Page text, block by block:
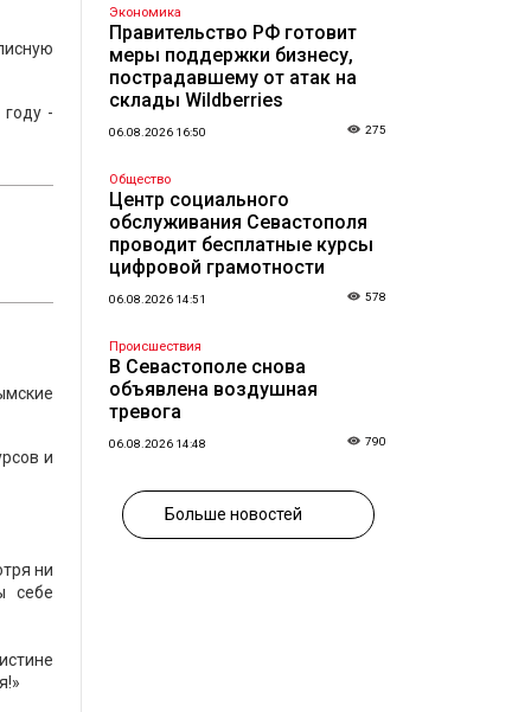
-
и
ни
себе
Экономика
Правительство РФ готовит
меры поддержки бизнесу,
пострадавшему от атак на
склады Wildberries
06.08.2026 16:50 275
Общество
Центр социального
обслуживания Севастополя
проводит бесплатные курсы
цифровой грамотности
06.08.2026 14:51 578
Происшествия
В Севастополе снова
объявлена воздушная
тревога
06.08.2026 14:48 790
Больше новостей